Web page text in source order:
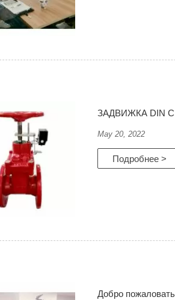
ЗАДВИЖКА DIN
May 20, 2022
Подробнее >
Добро